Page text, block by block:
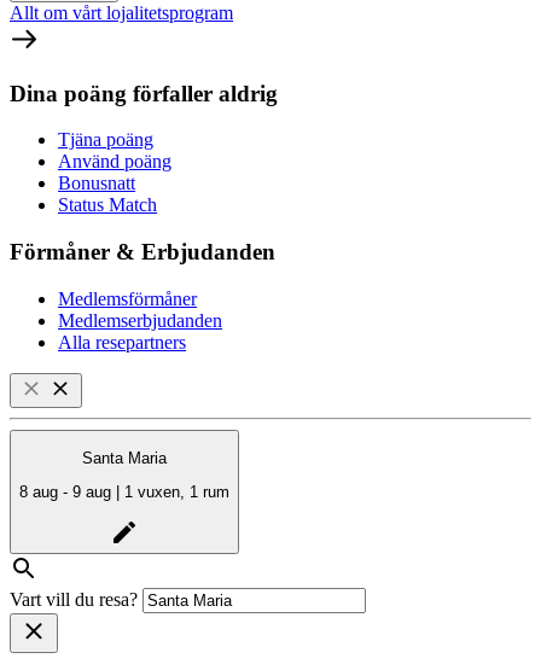
Allt om vårt lojalitetsprogram
Dina poäng förfaller aldrig
Tjäna poäng
Använd poäng
Bonusnatt
Status Match
Förmåner & Erbjudanden
Medlemsförmåner
Medlemserbjudanden
Alla resepartners
Santa Maria
8 aug - 9 aug | 1 vuxen, 1 rum
Vart vill du resa?